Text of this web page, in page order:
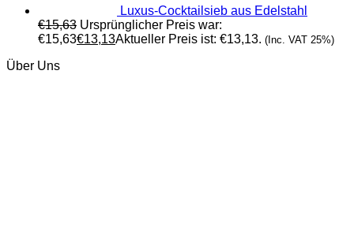
Luxus-Cocktailsieb aus Edelstahl
€15,63 Ursprünglicher Preis war:
€15,63€13,13Aktueller Preis ist: €13,13. (Inc. VAT 25%)
Über Uns